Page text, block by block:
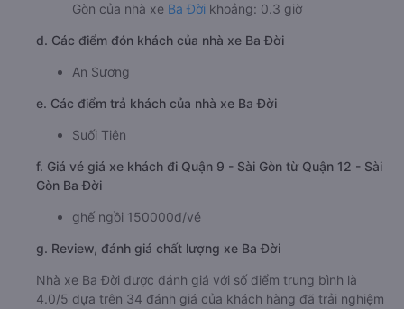
Gòn của nhà xe Ba Đời khoảng: 0.3 giờ
d. Các điểm đón khách của nhà xe Ba Đời
An Sương
e. Các điểm trả khách của nhà xe Ba Đời
Suối Tiên
f. Giá vé giá xe khách đi Quận 9 - Sài Gòn từ Quận 12 - Sài
Gòn Ba Đời
ghế ngồi 150000đ/vé
g. Review, đánh giá chất lượng xe Ba Đời
Nhà xe Ba Đời được đánh giá với số điểm trung bình là
4.0/5 dựa trên 34 đánh giá của khách hàng đã trải nghiệm